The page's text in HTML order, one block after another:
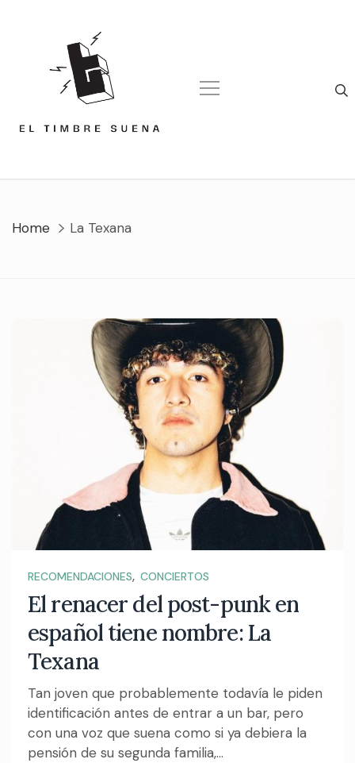
Home La Texana
RECOMENDACIONES, CONCIERTOS
El renacer del post-punk en
español tiene nombre: La
Texana
Tan joven que probablemente todavía le piden
identificación antes de entrar a un bar, pero
con una voz que suena como si ya debiera la
pensión de su segunda familia,...